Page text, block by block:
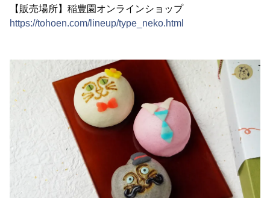
【販売場所】稲豊園オンラインショップ
https://tohoen.com/lineup/type_neko.html